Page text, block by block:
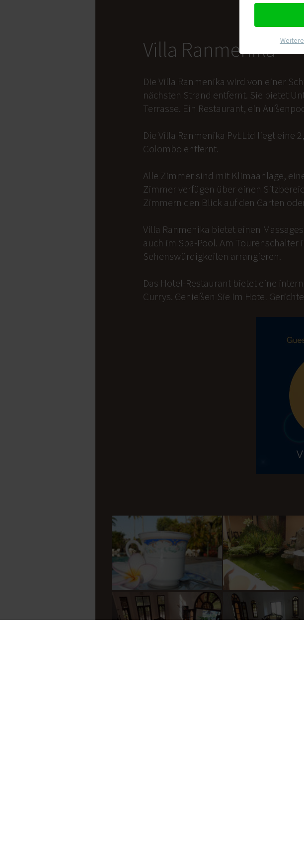
Villa Ranmenika
Die Villa Ranmenika wird von einer
nächsten Strand entfernt. Sie bietet
Terrasse. Ein Restaurant, ein
Die Villa Ranmenika Pvt.Ltd liegt eine
Colombo entfernt.
Alle Zimmer sind mit Klimaanlage,
Zimmer verfügen über einen
Zimmern den Blick auf den Garten
Villa Ranmenika bietet einen
auch im Spa-Pool. Am
Sehenswürdigkeiten arrangieren.
Das Hotel-Restaurant bietet eine
Currys. Genießen Sie im Hotel